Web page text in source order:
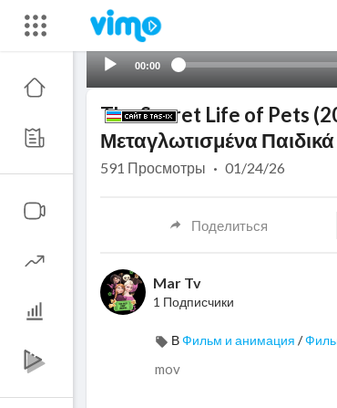
00:00
The Secret Life of Pets
Μεταγλωτισμένα
591 Просмотры · 01/24/26
Поделиться
Mar Tv
1 Подписчики
ВФильм и анимация /
mov